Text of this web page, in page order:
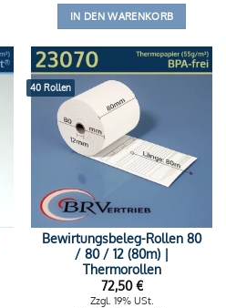
IN DEN WARENKORB
40 Rollen
Bewirtungsbeleg-Rollen 80
/ 80 / 12 (80m) |
Thermorollen
72,50€
Zzgl. 19% USt.